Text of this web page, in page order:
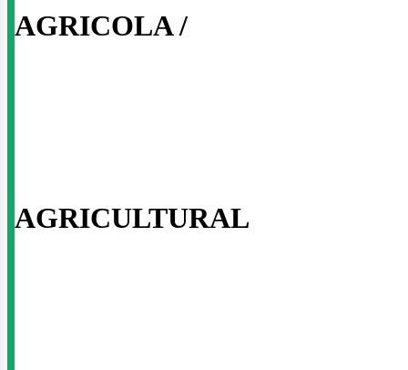
AGRICOLA /
AGRICULTURAL